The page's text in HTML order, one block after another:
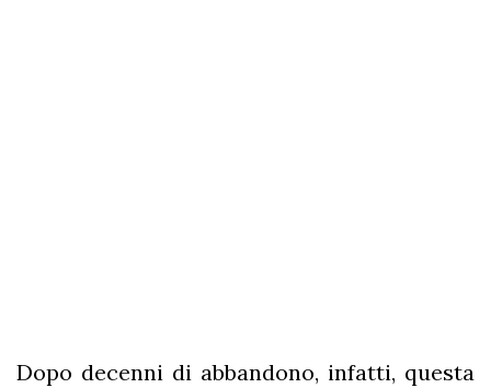
Dopo decenni di abbandono, infatti, questa